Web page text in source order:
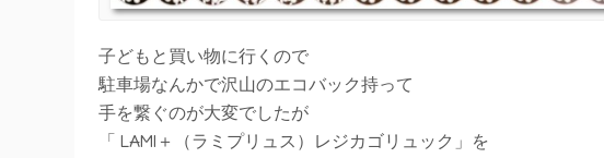
子どもと買い物に行くので
駐車場なんかで沢山のエコバック持って
手を繋ぐのが大変でしたが
「 LAMI＋（ラミプリュス）レジカゴリュック」を